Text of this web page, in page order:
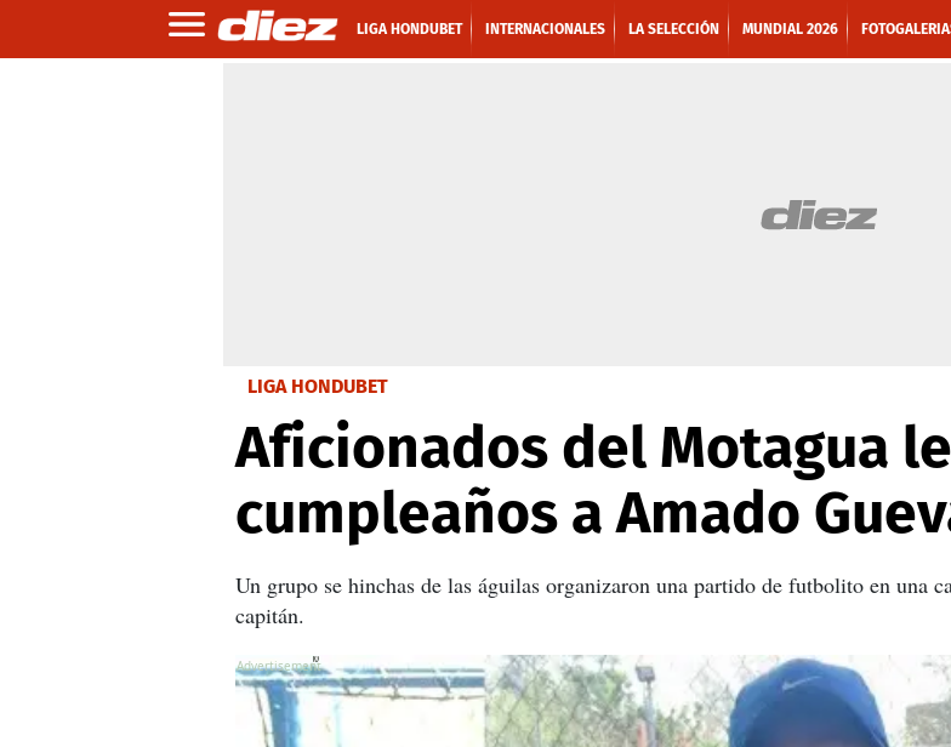
LIGA HONDUBET INTERNACIONALES LA SELECCIÓN MUNDIAL 2026
LIGA HONDUBET
Aficionados del Motagua
cumpleaños a Amado
Un grupo se hinchas de las águilas organizaron una partido de futbolito en una
capitán.
X
X